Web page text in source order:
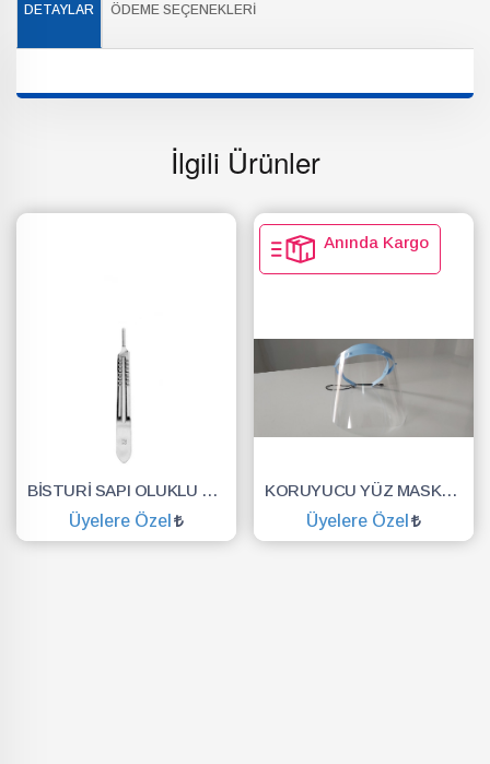
DETAYLAR ÖDEME SEÇENEKLERI
İlgili Ürünler
BİSTURİ SAPI OLUKLU NO.3
Üyelere Özel
Anında Kargo
KORUYUCU YÜZ MASKESİ SİPERLİK.YÜZ KALKANI.DENTAL MASKE
Üyelere Özel